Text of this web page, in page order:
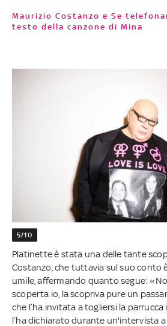
Maurizio Costanzo e Se telefonando, la storia e il
testo della canzone di Mina
5/10
Platinette è stata una delle tante
Costanzo, che tuttavia sul suo conto
umile, affermando quanto segue:
scoperta io, la scopriva pure un
che l’ha invitata a togliersi la
l’ha dichiarato durante un'intervista a